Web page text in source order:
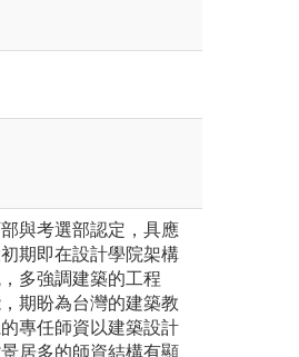
與考選部認定，具應
期即在設計學院架構
多強調建築的工程
期盼為台灣的建築教
專任師資以建築設計
居多的師資結構有顯